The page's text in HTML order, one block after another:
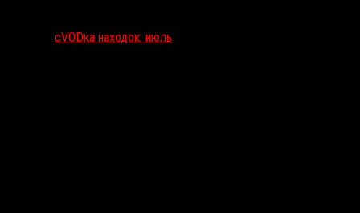
сVODка находок: июль